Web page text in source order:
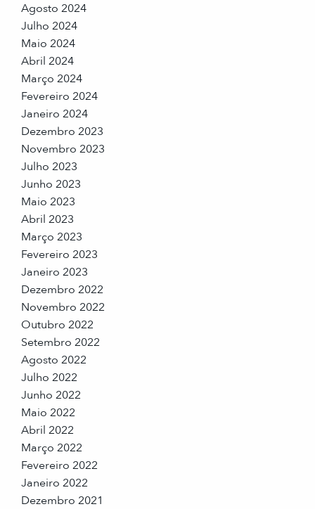
Agosto 2024
Julho 2024
Maio 2024
Abril 2024
Março 2024
Fevereiro 2024
Janeiro 2024
Dezembro 2023
Novembro 2023
Julho 2023
Junho 2023
Maio 2023
Abril 2023
Março 2023
Fevereiro 2023
Janeiro 2023
Dezembro 2022
Novembro 2022
Outubro 2022
Setembro 2022
Agosto 2022
Julho 2022
Junho 2022
Maio 2022
Abril 2022
Março 2022
Fevereiro 2022
Janeiro 2022
Dezembro 2021